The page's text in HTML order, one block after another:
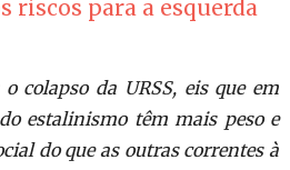
riscos para a esquerda
colapso da URSS, eis que em
estalinismo têm mais peso e
do que as outras correntes à